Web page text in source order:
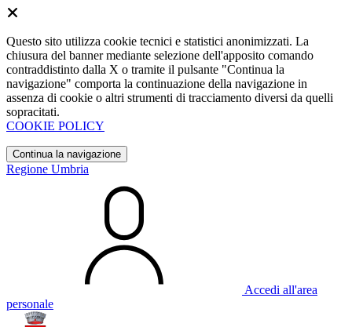
Questo sito utilizza cookie tecnici e statistici anonimizzati. La
chiusura del banner mediante selezione dell'apposito comando
contraddistinto dalla X o tramite il pulsante "Continua la
navigazione" comporta la continuazione della navigazione in
assenza di cookie o altri strumenti di tracciamento diversi da quelli
sopracitati.
COOKIE POLICY
Continua la navigazione
Regione Umbria
Accedi all'area
personale